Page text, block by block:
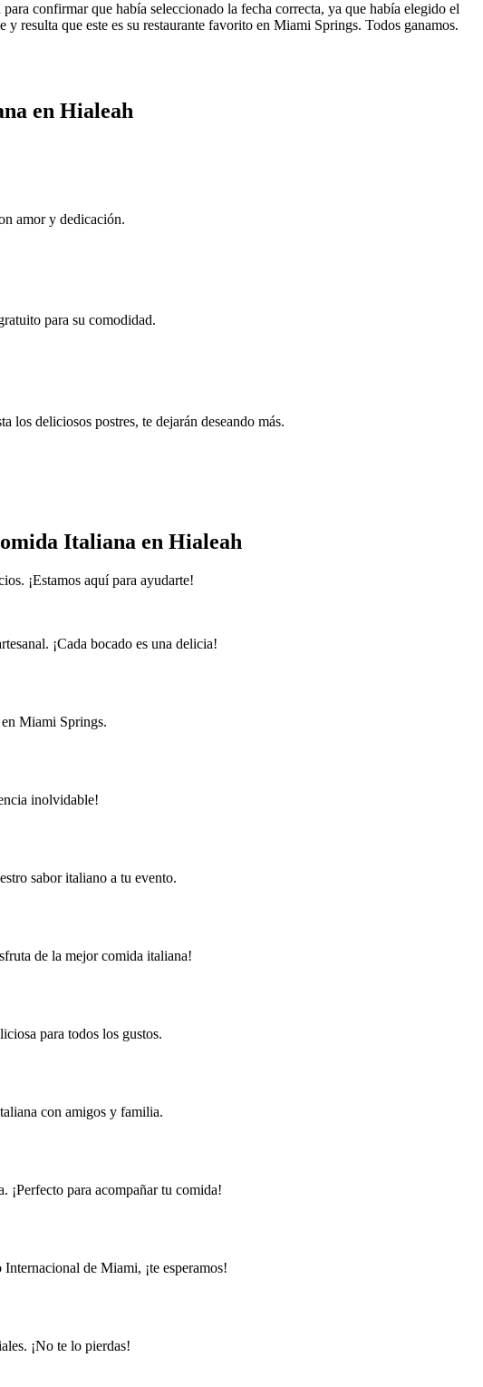
confirmar que había seleccionado la fecha correcta, ya que había elegido el
resulta que este es su restaurante favorito en Miami Springs. Todos ganamos.
en Hialeah
amor y dedicación.
para su comodidad.
los deliciosos postres, te dejarán deseando más.
Italiana en Hialeah
¡Estamos aquí para ayudarte!
¡Cada bocado es una delicia!
Miami Springs.
inolvidable!
sabor italiano a tu evento.
de la mejor comida italiana!
para todos los gustos.
con amigos y familia.
¡Perfecto para acompañar tu comida!
de Miami, ¡te esperamos!
¡No te lo pierdas!